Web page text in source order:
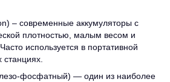
– современные аккумуляторы с
плотностью, малым весом и
используется в портативной
фосфатный) — один из наиболее